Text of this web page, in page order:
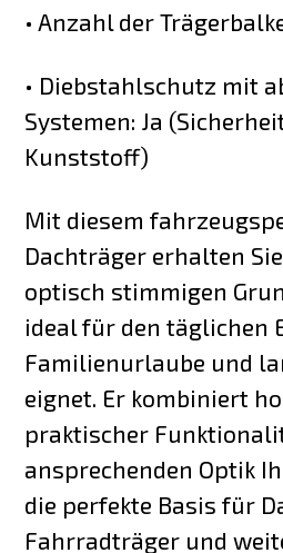
• Anzahl der
• Diebstahlschutz mit
Systemen: Ja
Kunststoff)
Mit diesem
Dachträger erhalten
optisch stimmigen
ideal für den täglichen
Familienurlaube und
eignet. Er kombiniert
praktischer
ansprechenden Optik
die perfekte Basis für
Fahrradträger und